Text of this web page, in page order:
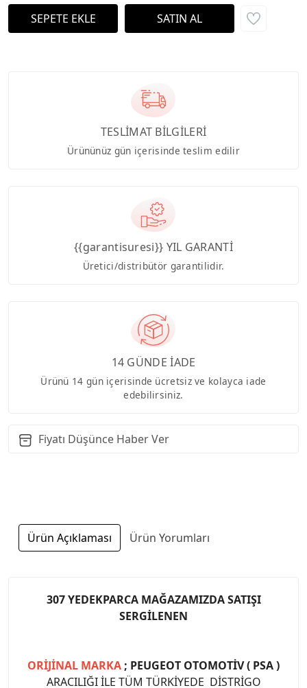
TESLİMAT BİLGİLERİ
Ürününüz gün içerisinde teslim edilir
{{garantisuresi}} YIL GARANTİ
Üretici/distribütör garantilidir.
14 GÜNDE İADE
Ürünü 14 gün içerisinde ücretsiz ve kolayca iade
edebilirsiniz.
Fiyatı Düşünce Haber Ver
Ürün Açıklaması Ürün Yorumları
307 YEDEKPARCA MAĞAZAMIZDA SATIŞI
SERGİLENEN
ORİJİNAL MARKA ; PEUGEOT OTOMOTİV ( PSA )
ARACILIĞI İLE TÜM TÜRKİYEDE DİSTRİGO